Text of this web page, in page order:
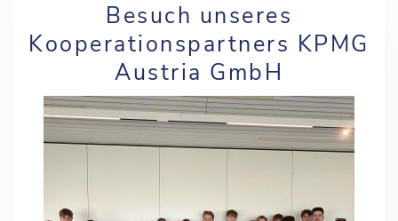
Besuch unseres
Kooperationspartners KPMG
Austria GmbH